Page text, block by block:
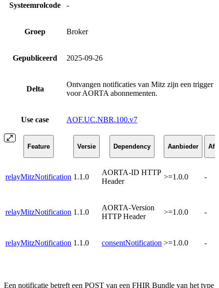
Systeemrolcode -
Groep Broker
Gepubliceerd 2025-09-26
Delta
Ontvangen notificaties van Mitz zijn een trigger
voor AORTA abonnementen.
Use case AOF.UC.NBR.100.v7
Feature Versie Dependency Aanbieder
relayMitzNotification 1.1.0
AORTA-ID HTTP
Header
>=1.0.0 -
relayMitzNotification 1.1.0
AORTA-Version
HTTP Header
>=1.0.0 -
relayMitzNotification 1.1.0 consentNotification >=1.0.0 -
Een notificatie betreft een POST van een FHIR Bundle van het type